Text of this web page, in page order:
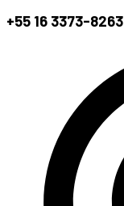
+55 16 3373-8263